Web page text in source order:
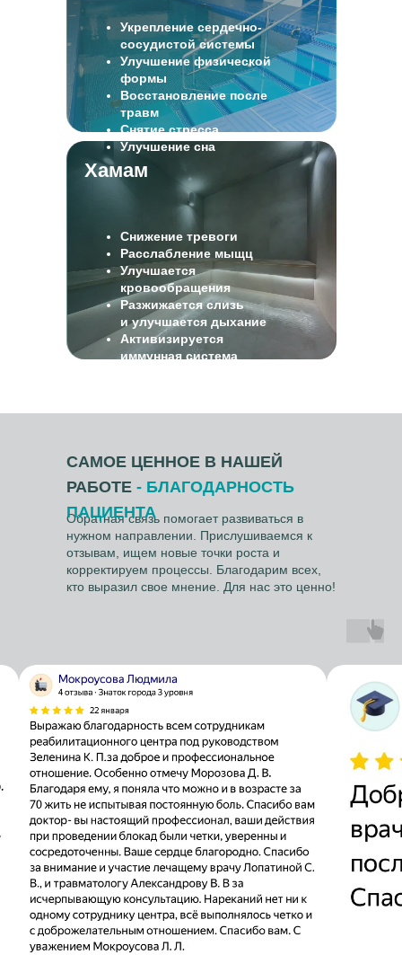
Хамам
Укрепление сердечно-
сосудистой системы
Улучшение физической
формы
Восстановление после
травм
Снятие стресса
Улучшение сна
Снижение тревоги
Расслабление мыщц
Улучшается
кровообращения
Разжижается слизь
и улучшается дыхание
Активизируется
иммунная система
Обратная связь помогает развиваться в
нужном направлении. Прислушиваемся к
отзывам, ищем новые точки роста и
корректируем процессы. Благодарим всех,
кто выразил свое мнение. Для нас это ценно!
САМОЕ ЦЕННОЕ В НАШЕЙ
РАБОТЕ - БЛАГОДАРНОСТЬ
ПАЦИЕНТА